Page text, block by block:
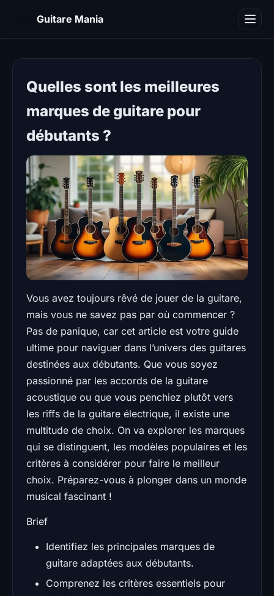
Guitare Mania
Quelles sont les meilleures
marques de guitare pour
débutants ?
Vous avez toujours rêvé de jouer de la guitare,
mais vous ne savez pas par où commencer ?
Pas de panique, car cet article est votre guide
ultime pour naviguer dans l’univers des guitares
destinées aux débutants. Que vous soyez
passionné par les accords de la guitare
acoustique ou que vous penchiez plutôt vers
les riffs de la guitare électrique, il existe une
multitude de choix. On va explorer les marques
qui se distinguent, les modèles populaires et les
critères à considérer pour faire le meilleur
choix. Préparez-vous à plonger dans un monde
musical fascinant !
Brief
Identifiez les principales marques de
guitare adaptées aux débutants.
Comprenez les critères essentiels pour